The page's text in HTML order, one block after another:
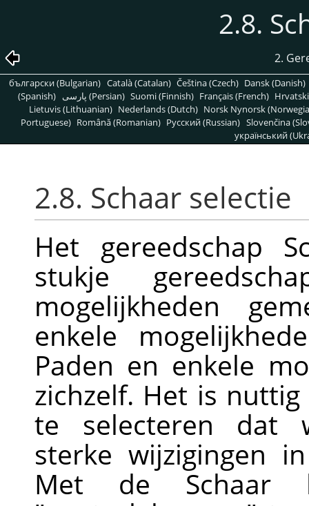
2.8.
2.
български (Bulgarian) Català (Catalan) Čeština (Czech) Dansk (Danish)
(Spanish)
پارسی (Persian) Suomi (Finnish) Français (French)
Lietuvis (Lithuanian) Nederlands (Dutch) Norsk Nynorsk
Portuguese) Română (Romanian) Pусский (Russian) Slovenčina
український
2.8. Schaar selectie
Het gereedschap
stukje
mogelijkheden
enkele
Paden en enkele
zichzelf. Het is
te selecteren dat
sterke wijzigingen
Met de